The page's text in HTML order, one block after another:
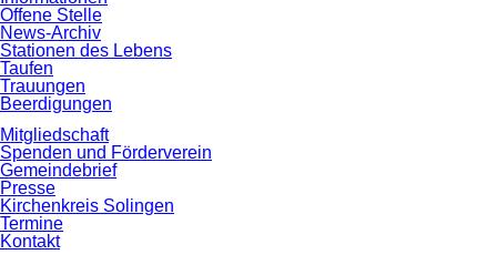
Offene Stelle
News-Archiv
Stationen des Lebens
Taufen
Trauungen
Beerdigungen
Mitgliedschaft
Spenden und Förderverein
Gemeindebrief
Presse
Kirchenkreis Solingen
Termine
Kontakt